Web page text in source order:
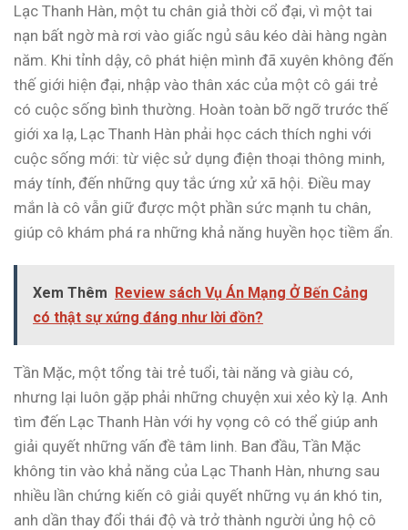
Lạc Thanh Hàn, một tu chân giả thời cổ đại, vì một tai
nạn bất ngờ mà rơi vào giấc ngủ sâu kéo dài hàng ngàn
năm. Khi tỉnh dậy, cô phát hiện mình đã xuyên không đến
thế giới hiện đại, nhập vào thân xác của một cô gái trẻ
có cuộc sống bình thường. Hoàn toàn bỡ ngỡ trước thế
giới xa lạ, Lạc Thanh Hàn phải học cách thích nghi với
cuộc sống mới: từ việc sử dụng điện thoại thông minh,
máy tính, đến những quy tắc ứng xử xã hội. Điều may
mắn là cô vẫn giữ được một phần sức mạnh tu chân,
giúp cô khám phá ra những khả năng huyền học tiềm ẩn.
Xem Thêm Review sách Vụ Án Mạng Ở Bến Cảng
có thật sự xứng đáng như lời đồn?
Tần Mặc, một tổng tài trẻ tuổi, tài năng và giàu có,
nhưng lại luôn gặp phải những chuyện xui xẻo kỳ lạ. Anh
tìm đến Lạc Thanh Hàn với hy vọng cô có thể giúp anh
giải quyết những vấn đề tâm linh. Ban đầu, Tần Mặc
không tin vào khả năng của Lạc Thanh Hàn, nhưng sau
nhiều lần chứng kiến cô giải quyết những vụ án khó tin,
anh dần thay đổi thái độ và trở thành người ủng hộ cô